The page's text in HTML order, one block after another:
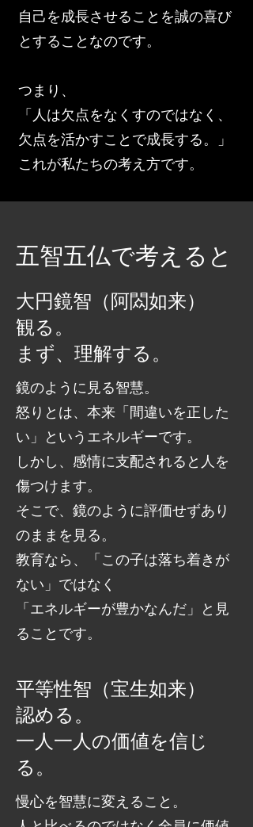
自己を成長させることを誠の喜び
とすることなのです。
つまり、
「人は欠点をなくすのではなく、
欠点を活かすことで成長する。」
これが私たちの考え方です。
五智五仏で考えると
大円鏡智（阿閦如来）
​観る。
まず、理解する。
​鏡のように見る智慧。
怒りとは、本来「間違いを正した
い」というエネルギーです。
しかし、感情に支配されると人を
傷つけます。
そこで、鏡のように評価せずあり
のままを見る。
教育なら、「この子は落ち着きが
ない」ではなく
「エネルギーが豊かなんだ」と見
ることです。
平等性智（宝生如来）
​認める。
一人一人の価値を信じ
る。
慢心を智慧に変えること。